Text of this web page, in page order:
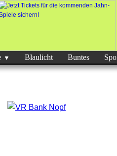
Blaulicht Buntes